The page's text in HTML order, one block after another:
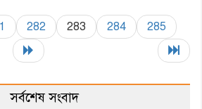
282 283 284 285
সর্বশেষ সংবাদ